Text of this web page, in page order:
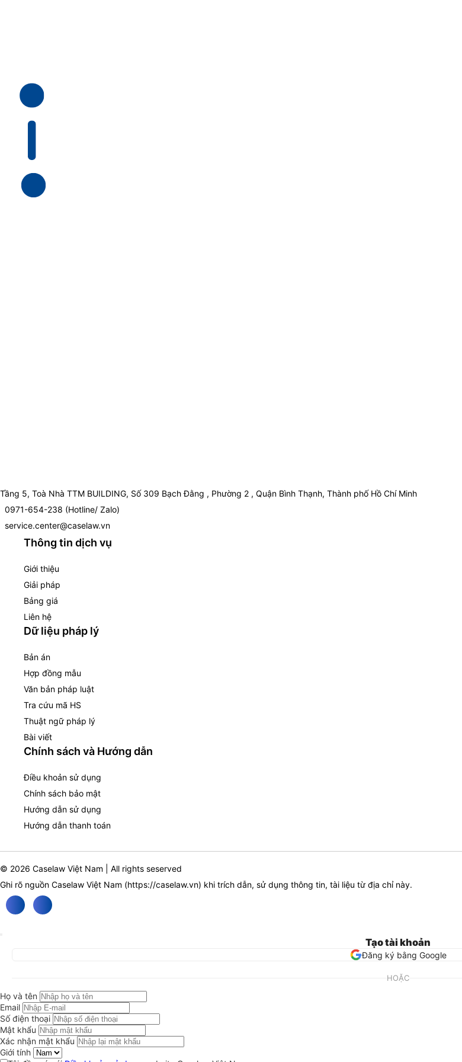
Tầng 5, Toà Nhà TTM BUILDING, Số 309 Bạch Đằng , Phường 2 , Quận Bình Thạnh, Thành phố Hồ Chí Minh
0971-654-238 (Hotline/ Zalo)
service.center@caselaw.vn
Thông tin dịch vụ
Giới thiệu
Giải pháp
Bảng giá
Liên hệ
Dữ liệu pháp lý
Bản án
Hợp đồng mẫu
Văn bản pháp luật
Tra cứu mã HS
Thuật ngữ pháp lý
Bài viết
Chính sách và Hướng dẫn
Điều khoản sử dụng
Chính sách bảo mật
Hướng dẫn sử dụng
Hướng dẫn thanh toán
© 2026 Caselaw Việt Nam | All rights seserved
Ghi rõ nguồn Caselaw Việt Nam (https://caselaw.vn) khi trích dẫn, sử dụng thông tin, tài liệu từ địa chỉ này.
Tạo tài khoản
Đăng ký bằng Google
HOẶC
Họ và tên
Email
Số điện thoại
Mật khẩu
Xác nhận mật khẩu
Giới tính